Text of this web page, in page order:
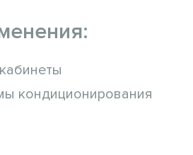
кондиционирования